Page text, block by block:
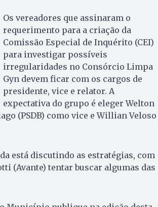
Os vereadores que assinaram o
requerimento para a criação da
Comissão Especial de Inquérito (CEI)
para investigar possíveis
irregularidades no Consórcio Limpa
Gyn devem ficar com os cargos de
presidente, vice e relator. A
expectativa do grupo é eleger Welton
(PSDB) como vice e Willian Veloso
está discutindo as estratégias, com
(Avante) tentar buscar algumas das